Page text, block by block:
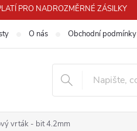
PRO NADROZMĚRNÉ ZÁSILKY
O nás Obchodní podmínky
vrták - bit 4.2mm